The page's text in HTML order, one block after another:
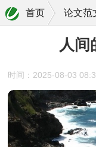
首页 论文范
人间
时间：2025-08-03